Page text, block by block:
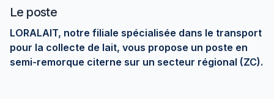
Le poste
LORALAIT, notre filiale spécialisée dans le transport
pour la collecte de lait, vous propose un poste en
semi-remorque citerne sur un secteur régional (ZC).